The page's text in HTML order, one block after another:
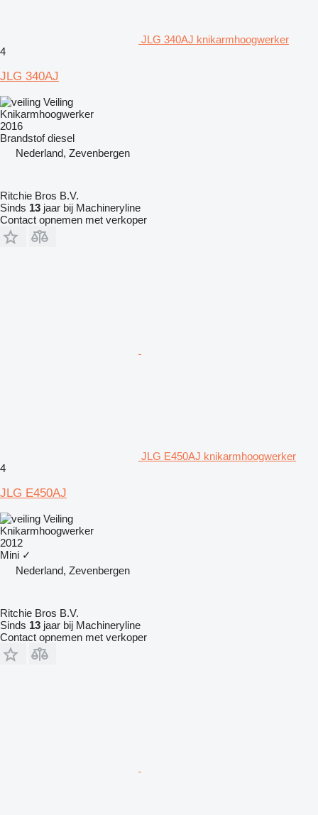
JLG 340AJ knikarmhoogwerker
4
JLG 340AJ
Veiling
Knikarmhoogwerker
2016
Brandstof diesel
Nederland, Zevenbergen
Ritchie Bros B.V.
Sinds 13 jaar bij Machineryline
Contact opnemen met verkoper
JLG E450AJ knikarmhoogwerker
4
JLG E450AJ
Veiling
Knikarmhoogwerker
2012
Mini ✓
Nederland, Zevenbergen
Ritchie Bros B.V.
Sinds 13 jaar bij Machineryline
Contact opnemen met verkoper